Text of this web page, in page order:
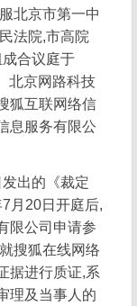
北京市第一中
法院,市高院
合议庭于
北京网路科技
狐互联网络信
息服务有限公
出的《裁定
月20日开庭后,
限公司申请参
搜狐在线网络
据进行质证,系
理及当事人的